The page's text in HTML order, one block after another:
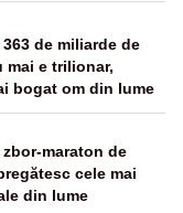
de miliarde de
mai e trilionar,
bogat om din lume
maraton de
cele mai
din lume